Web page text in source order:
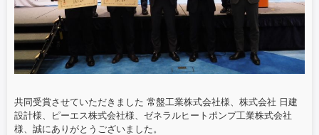
共同受賞させていただきました 常盤工業株式会社様、株式会社 日建
設計様、ピーエス株式会社様、ゼネラルヒートポンプ工業株式会社
様、誠にありがとうございました。